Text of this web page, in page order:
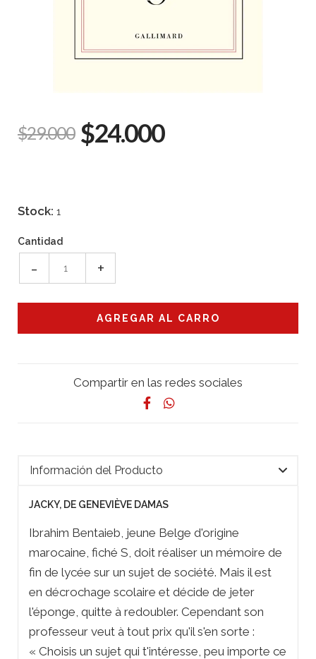
$29.000 $24.000
Stock: 1
Cantidad
- +
Compartir en las redes sociales
Información del Producto
JACKY, DE GENEVIÈVE DAMAS
Ibrahim Bentaieb, jeune Belge d'origine
marocaine, fiché S, doit réaliser un mémoire de
fin de lycée sur un sujet de société. Mais il est
en décrochage scolaire et décide de jeter
l'éponge, quitte à redoubler. Cependant son
professeur veut à tout prix qu'il s'en sorte :
« Choisis un sujet qui t'intéresse, peu importe ce